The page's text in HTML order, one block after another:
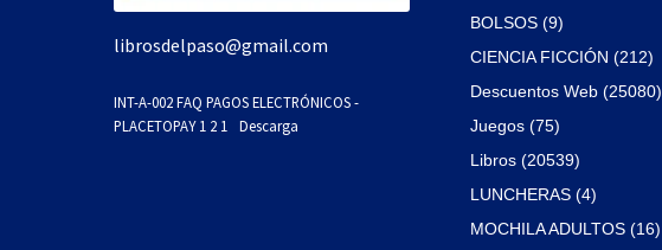
librosdelpaso@gmail.com
INT-A-002 FAQ PAGOS ELECTRÓNICOS -
PLACETOPAY 1 2 1
Descarga
BOLSOS (9)
CIENCIA FICCIÓN (212)
Descuentos Web (25080)
Juegos (75)
Libros (20539)
LUNCHERAS (4)
MOCHILA ADULTOS (16)